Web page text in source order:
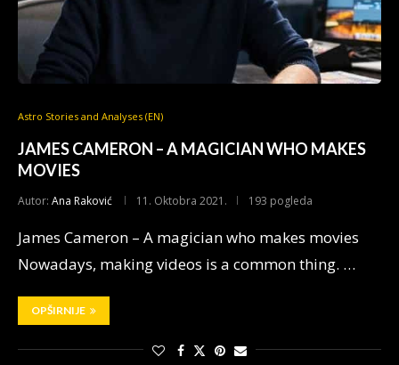
Astro Stories and Analyses (EN)
JAMES CAMERON – A MAGICIAN WHO MAKES
MOVIES
Autor: Ana Raković 11. Oktobra 2021. 193 pogleda
James Cameron – A magician who makes movies
Nowadays, making videos is a common thing. …
OPŠIRNIJE